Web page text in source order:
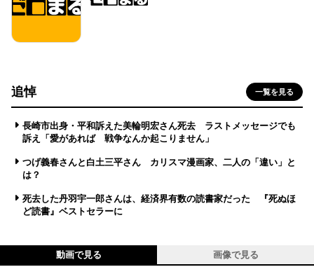
追悼 一覧を見る
長崎市出身・平和訴えた美輪明宏さん死去 ラストメッセージでも
訴え「愛があれば 戦争なんか起こりません」
つげ義春さんと白土三平さん カリスマ漫画家、二人の「違い」と
は？
死去した丹羽宇一郎さんは、経済界有数の読書家だった 『死ぬほ
ど読書』ベストセラーに
動画で見る 画像で見る